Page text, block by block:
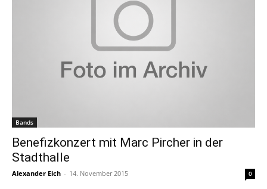
Bands
Benefizkonzert mit Marc Pircher in der
Stadthalle
Alexander Eich - 14. November 2015 0